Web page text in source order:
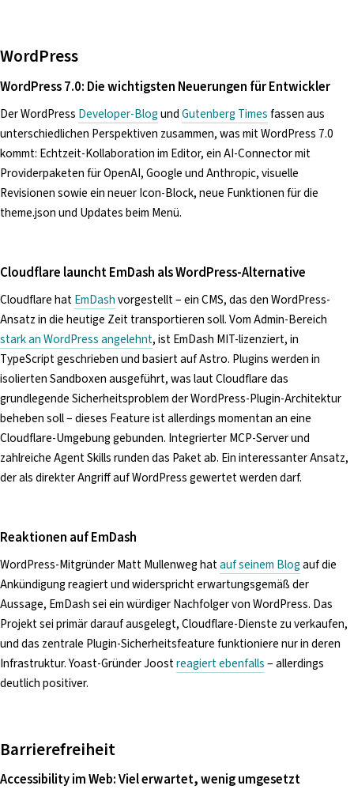
WordPress
WordPress 7.0: Die wichtigsten Neuerungen für Entwickler
Der WordPress Developer-BlogundGutenberg Timesfassen aus
unterschiedlichen Perspektiven zusammen, was mit WordPress 7.0
kommt: Echtzeit-Kollaboration im Editor, ein AI-Connector mit
Providerpaketen für OpenAI, Google und Anthropic, visuelle
Revisionen sowie ein neuer Icon-Block, neue Funktionen für die
theme.json und Updates beim Menü.
Cloudflare launcht EmDash als WordPress-Alternative
Cloudflare hatEmDashvorgestellt – ein CMS, das den WordPress-
Ansatz in die heutige Zeit transportieren soll. Vom Admin-Bereich
stark an WordPress angelehnt, ist EmDash MIT-lizenziert, in
TypeScript geschrieben und basiert auf Astro. Plugins werden in
isolierten Sandboxen ausgeführt, was laut Cloudflare das
grundlegende Sicherheitsproblem der WordPress-Plugin-Architektur
beheben soll – dieses Feature ist allerdings momentan an eine
Cloudflare-Umgebung gebunden. Integrierter MCP-Server und
zahlreiche Agent Skills runden das Paket ab. Ein interessanter Ansatz,
der als direkter Angriff auf WordPress gewertet werden darf.
Reaktionen auf EmDash
WordPress-Mitgründer Matt Mullenweg hatauf seinem Blogauf die
Ankündigung reagiert und widerspricht erwartungsgemäß der
Aussage, EmDash sei ein würdiger Nachfolger von WordPress. Das
Projekt sei primär darauf ausgelegt, Cloudflare-Dienste zu verkaufen,
und das zentrale Plugin-Sicherheitsfeature funktioniere nur in deren
Infrastruktur. Yoast-Gründer Joostreagiert ebenfalls– allerdings
deutlich positiver.
Barrierefreiheit
Accessibility im Web: Viel erwartet, wenig umgesetzt